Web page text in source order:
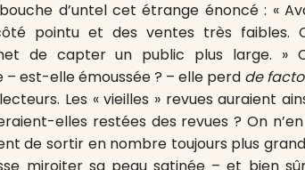
d’untel cet étrange énoncé : «
pointu et des ventes très faibles.
de capter un public plus large. »
est-elle émoussée ? – elle perd de facto
Les « vieilles » revues auraient
elles restées des revues ? On
de sortir en nombre toujours plus